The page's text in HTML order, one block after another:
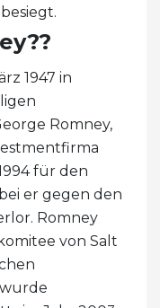
1947 in
Romney,
für den
er gegen den
Romney
von Salt